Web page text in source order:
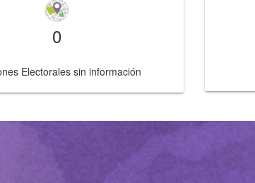
0
Electorales sin información